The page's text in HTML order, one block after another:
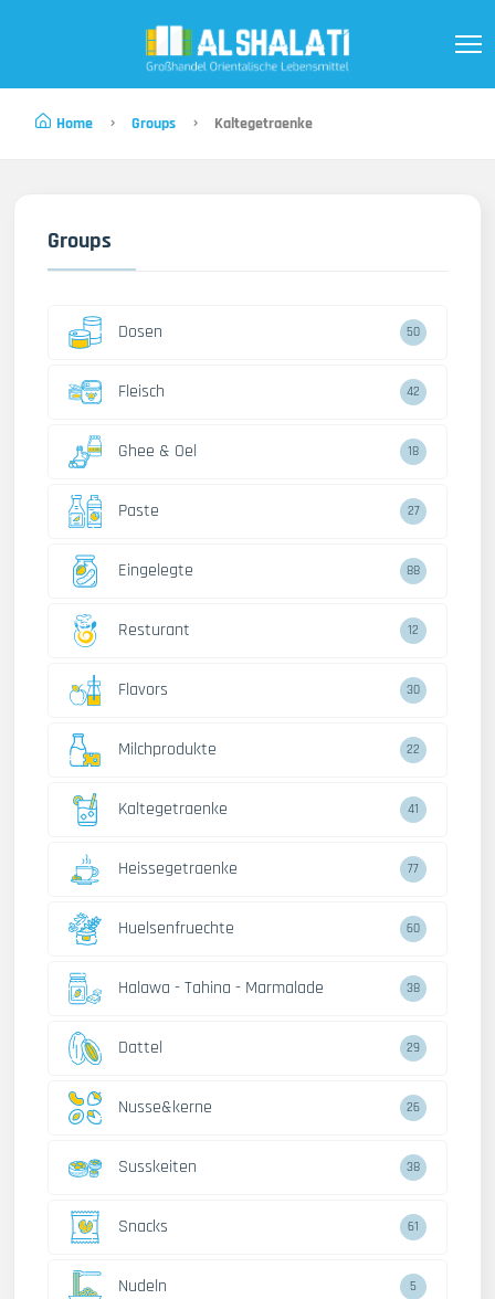
Home Groups Kaltegetraenke
Groups
Dosen 50
Fleisch 42
Ghee & Oel 18
Paste 27
Eingelegte 88
Resturant 12
Flavors 30
Milchprodukte 22
Kaltegetraenke 41
Heissegetraenke 77
Huelsenfruechte 60
Halawa - Tahina - Marmalade 38
Dattel 29
Nusse&kerne 26
Susskeiten 38
Snacks 61
Nudeln 5